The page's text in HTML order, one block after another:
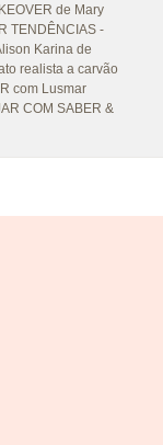
de Mary
TENDÊNCIAS -
Karina de
realista a carvão
com Lusmar
COM SABER &